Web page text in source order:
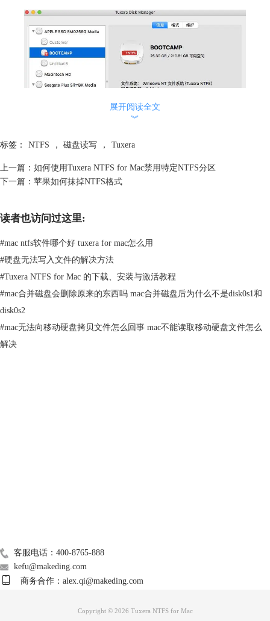
图2：磁盘管理界面
二、格式化硬盘
接下来，我们进行硬盘的格式化操作。
完成文件系统的选取后，单击“格式化”按钮，在弹出的“确认执行格式
完成以上步骤后，选择另一个苹果硬盘（即本例的Macintoshe HD磁
展开阅读全文
︾
标签： NTFS ， 磁盘读写 ， Tuxera
上一篇： 如何使用Tuxera NTFS for Mac禁用特定NTFS分区
下一篇： 苹果如何抹掉NTFS格式
读者也访问过这里:
#mac ntfs软件哪个好 tuxera for mac怎么用
#硬盘无法写入文件的解决方法
#Tuxera NTFS for Mac 的下载、安装与激活教程
#mac合并磁盘会删除原来的东西吗 mac合并磁盘后为什么不是disk0s1和
disk0s2
#mac无法向移动硬盘拷贝文件怎么回事 mac不能读取移动硬盘文件怎么
解决
客服电话：400-8765-888
kefu@makeding.com
商务合作：alex.qi@makeding.com
Copyright © 2026 Tuxera NTFS for Mac